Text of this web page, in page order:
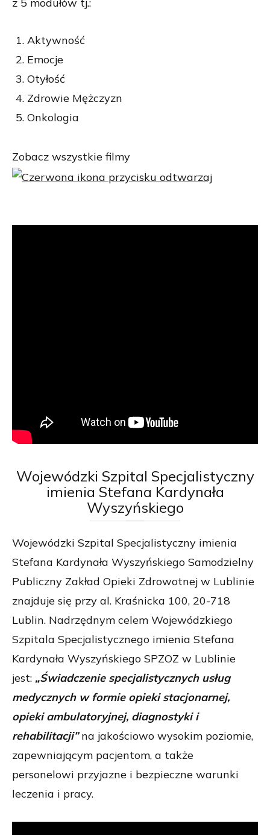
z 5 modułów tj.:
Aktywność
Emocje
Otyłość
Zdrowie Mężczyzn
Onkologia
Zobacz wszystkie filmy
Wojewódzki Szpital Specjalistyczny
imienia Stefana Kardynała
Wyszyńskiego
Wojewódzki Szpital Specjalistyczny imienia
Stefana Kardynała Wyszyńskiego Samodzielny
Publiczny Zakład Opieki Zdrowotnej w Lublinie
znajduje się przy al. Kraśnicka 100, 20-718
Lublin. Nadrzędnym celem Wojewódzkiego
Szpitala Specjalistycznego imienia Stefana
Kardynała Wyszyńskiego SPZOZ w Lublinie
jest: „Świadczenie specjalistycznych usług
medycznych w formie opieki stacjonarnej,
opieki ambulatoryjnej, diagnostyki i
rehabilitacji”na jakościowo wysokim poziomie,
zapewniającym pacjentom, a także
personelowi przyjazne i bezpieczne warunki
leczenia i pracy.